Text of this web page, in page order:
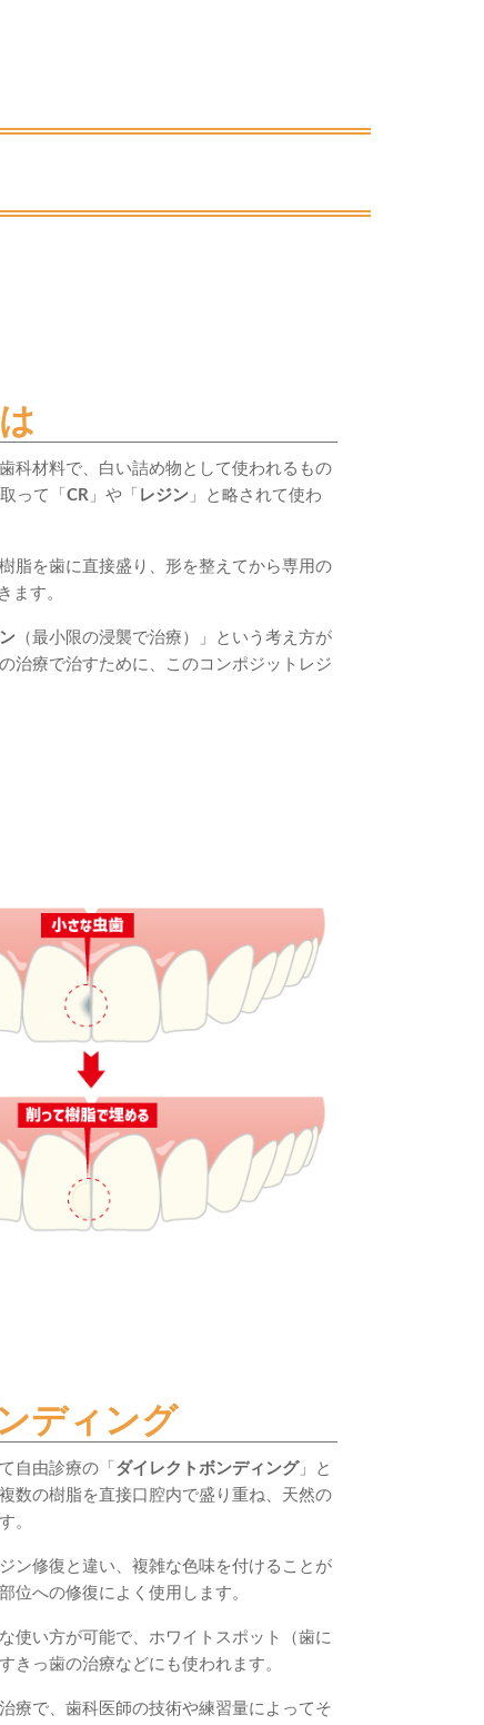
科材料で、白い詰め物として使われるもの
って「 CR 」や「 レジン 」と略されて使わ
脂を歯に直接盛り、形を整えてから専用の
ます。
（最小限の浸襲で治療）」という考え方が
治療で治すために、このコンポジットレジ
ディング
自由診療の「 ダイレクトボンディング 」と
数の樹脂を直接口腔内で盛り重ね、天然の
。
ン修復と違い、複雑な色味を付けることが
位への修復によく使用します。
使い方が可能で、ホワイトスポット（歯に
きっ歯の治療などにも使われます。
療で、歯科医師の技術や練習量によってそ